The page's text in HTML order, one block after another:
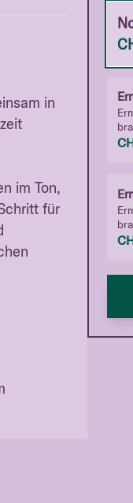
in
im Ton,
für